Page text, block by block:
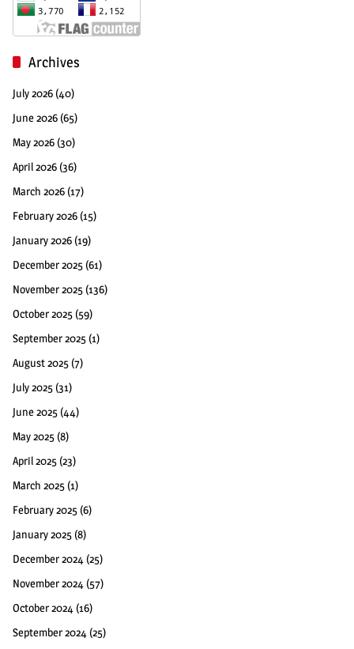
Archives
July 2026 (40)
June 2026 (65)
May 2026 (30)
April 2026 (36)
March 2026 (17)
February 2026 (15)
January 2026 (19)
December 2025 (61)
November 2025 (136)
October 2025 (59)
September 2025 (1)
August 2025 (7)
July 2025 (31)
June 2025 (44)
May 2025 (8)
April 2025 (23)
March 2025 (1)
February 2025 (6)
January 2025 (8)
December 2024 (25)
November 2024 (57)
October 2024 (16)
September 2024 (25)